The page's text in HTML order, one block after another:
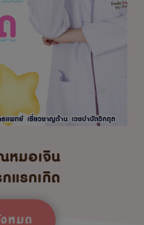
หมอเจิน
แรกเกิด
หมด